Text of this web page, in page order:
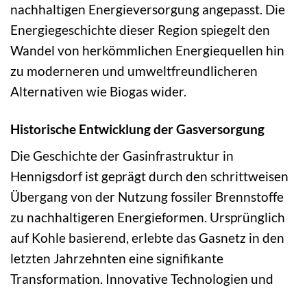
nachhaltigen Energieversorgung angepasst. Die
Energiegeschichte dieser Region spiegelt den
Wandel von herkömmlichen Energiequellen hin
zu moderneren und umweltfreundlicheren
Alternativen wie Biogas wider.
Historische Entwicklung der Gasversorgung
Die Geschichte der Gasinfrastruktur in
Hennigsdorf ist geprägt durch den schrittweisen
Übergang von der Nutzung fossiler Brennstoffe
zu nachhaltigeren Energieformen. Ursprünglich
auf Kohle basierend, erlebte das Gasnetz in den
letzten Jahrzehnten eine signifikante
Transformation. Innovative Technologien und